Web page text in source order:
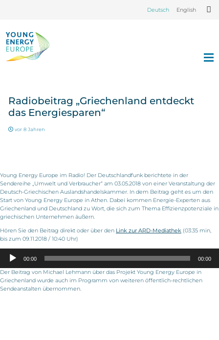
Deutsch English
Radiobeitrag „Griechenland entdeckt
das Energiesparen“
vor 8 Jahren
Young Energy Europe im Radio! Der Deutschlandfunk berichtete in der
Sendereihe „Umwelt und Verbraucher“ am 03.05.2018 von einer Veranstaltung der
Deutsch-Griechischen Auslandshandelskammer. In dem Beitrag geht es um den
Start von Young Energy Europe in Athen. Dabei kommen Energie-Experten aus
Griechenland und Deutschland zu Wort, die sich zum Thema Effizienzpotenziale in
griechischen Unternehmen äußern.
Hören Sie den Beitrag direkt oder über den Link zur ARD-Mediathek (03:35 min,
bis zum 09.11.2018 / 10:40 Uhr)
Audio-
00:00 00:00
Der Beitrag von Michael Lehmann über das Projekt Young Energy Europe in
Griechenland wurde auch im Programm von weiteren öffentlich-rechtlichen
Sendeanstalten übernommen.